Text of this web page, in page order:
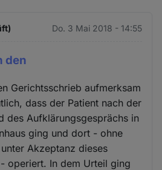
Do. 3 Mai 2018 - 14:55
den
Gerichtsschrieb aufmerksam
dass der Patient nach der
des Aufklärungsgesprächs in
ging und dort - ohne
Akzeptanz dieses
operiert. In dem Urteil ging